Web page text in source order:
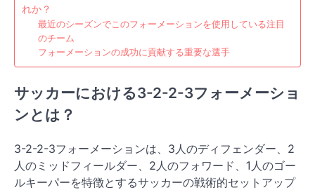
れか？
最近のシーズンでこのフォーメーションを使用している注目
のチーム
フォーメーションの成功に貢献する重要な選手
サッカーにおける3-2-2-3フォーメーショ
ンとは？
3-2-2-3フォーメーションは、3人のディフェンダー、2
人のミッドフィールダー、2人のフォワード、1人のゴー
ルキーパーを特徴とするサッカーの戦術的セットアップ